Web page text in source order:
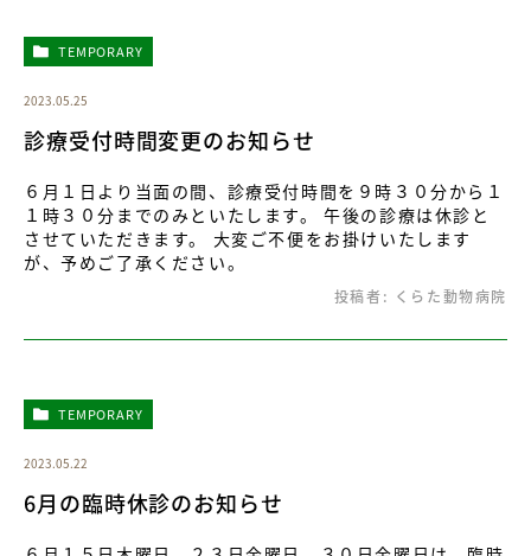
TEMPORARY
2023.05.25
診療受付時間変更のお知らせ
６月１日より当面の間、診療受付時間を９時３０分から１
１時３０分までのみといたします。 午後の診療は休診と
させていただきます。 大変ご不便をお掛けいたします
が、予めご了承ください。
投稿者: くらた動物病院
TEMPORARY
2023.05.22
6月の臨時休診のお知らせ